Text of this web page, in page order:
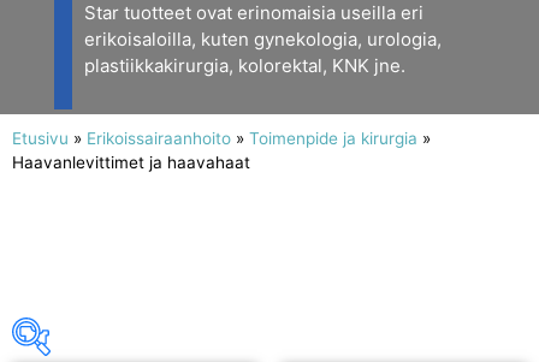
Star tuotteet ovat erinomaisia useilla eri
erikoisaloilla, kuten gynekologia, urologia,
plastiikkakirurgia, kolorektal, KNK jne.
Etusivu » Erikoissairaanhoito » Toimenpide ja kirurgia »
Haavanlevittimet ja haavahaat